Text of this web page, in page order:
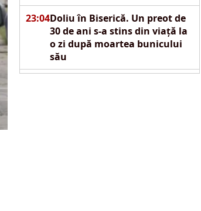
23:04Doliu în Biserică. Un preot de
30 de ani s-a stins din viață la
o zi după moartea bunicului
său